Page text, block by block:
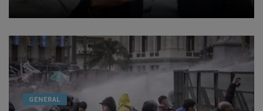
GENERAL